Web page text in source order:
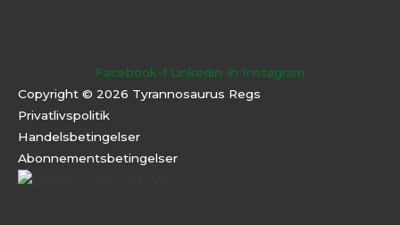
Facebook-f Linkedin-in Instagram
Copyright © 2026 Tyrannosaurus Regs
Privatlivspolitik
Handelsbetingelser
Abonnementsbetingelser